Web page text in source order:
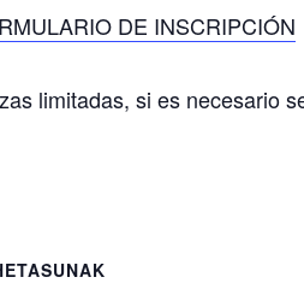
DE INSCRIPCIÓN
limitadas, si es necesario